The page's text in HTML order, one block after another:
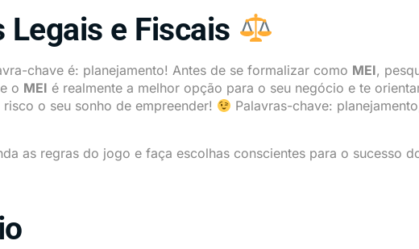
e Fiscais
chave é: planejamento! Antes de se formalizar como MEI,
o MEI é realmente a melhor opção para o seu negócio e te
o seu sonho de empreender!
Palavras-chave:
as regras do jogo e faça escolhas conscientes para o sucesso